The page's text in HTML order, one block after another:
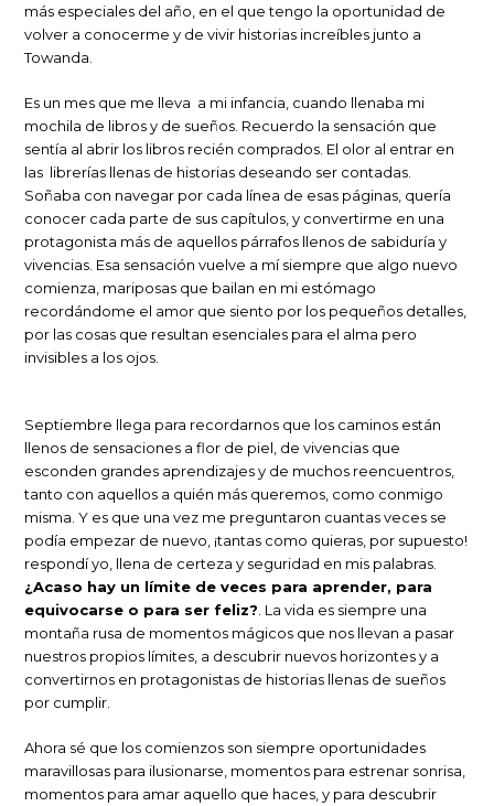
más especiales del año, en el que tengo la oportunidad de
volver a conocerme y de vivir historias increíbles junto a
Towanda.
Es un mes que me lleva a mi infancia, cuando llenaba mi
mochila de libros y de sueños. Recuerdo la sensación que
sentía al abrir los libros recién comprados. El olor al entrar en
las librerías llenas de historias deseando ser contadas.
Soñaba con navegar por cada línea de esas páginas, quería
conocer cada parte de sus capítulos, y convertirme en una
protagonista más de aquellos párrafos llenos de sabiduría y
vivencias. Esa sensación vuelve a mí siempre que algo nuevo
comienza, mariposas que bailan en mi estómago
recordándome el amor que siento por los pequeños detalles,
por las cosas que resultan esenciales para el alma pero
invisibles a los ojos.
Septiembre llega para recordarnos que los caminos están
llenos de sensaciones a flor de piel, de vivencias que
esconden grandes aprendizajes y de muchos reencuentros,
tanto con aquellos a quién más queremos, como conmigo
misma. Y es que una vez me preguntaron cuantas veces se
podía empezar de nuevo, ¡tantas como quieras, por supuesto!
respondí yo, llena de certeza y seguridad en mis palabras.
¿Acaso hay un límite de veces para aprender, para
equivocarse o para ser feliz? . La vida es siempre una
montaña rusa de momentos mágicos que nos llevan a pasar
nuestros propios límites, a descubrir nuevos horizontes y a
convertirnos en protagonistas de historias llenas de sueños
por cumplir.
Ahora sé que los comienzos son siempre oportunidades
maravillosas para ilusionarse, momentos para estrenar sonrisa,
momentos para amar aquello que haces, y para descubrir